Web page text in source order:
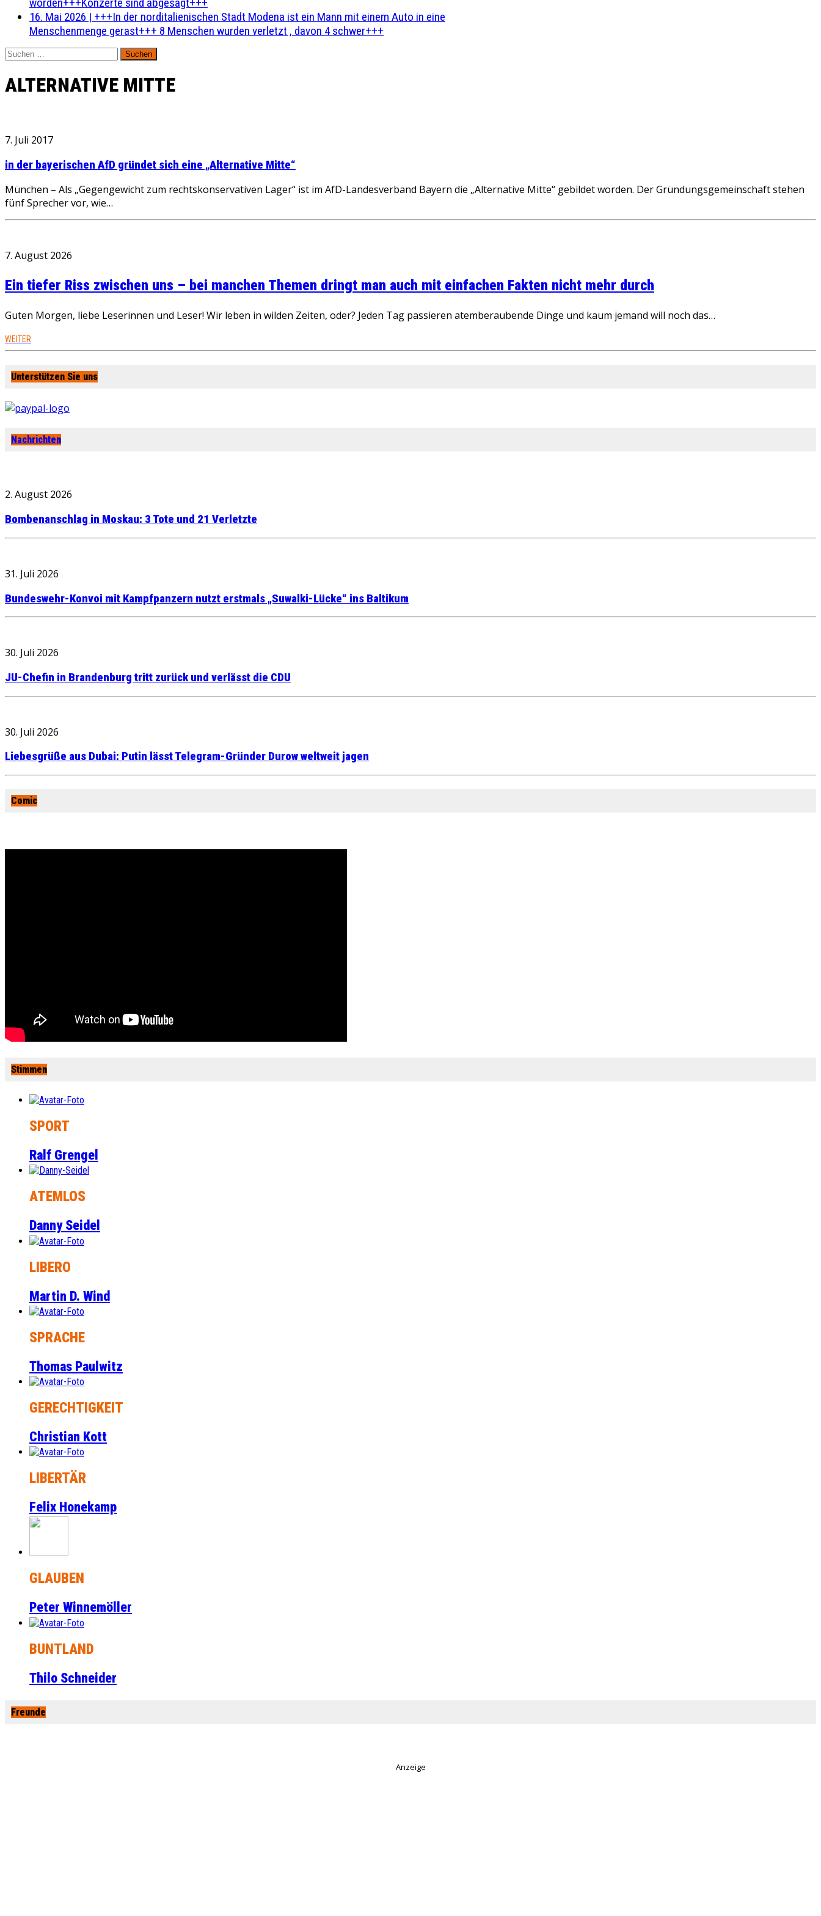
16. Mai 2026 | +++In der norditalienischen Stadt Modena ist ein Mann mit einem Auto in eine
Menschenmenge gerast+++ 8 Menschen wurden verletzt , davon 4 schwer+++
Suchen
nach:
ALTERNATIVE MITTE
7. Juli 2017
in der bayerischen AfD gründet sich eine „Alternative Mitte“
München – Als „Gegengewicht zum rechtskonservativen Lager“ ist im AfD-Landesverband Bayern die „Alternative Mitte“ gebildet worden. Der Gründungsgemeinschaft stehen
fünf Sprecher vor, wie…
7. August 2026
Ein tiefer Riss zwischen uns – bei manchen Themen dringt man auch mit einfachen Fakten nicht mehr durch
Guten Morgen, liebe Leserinnen und Leser! Wir leben in wilden Zeiten, oder? Jeden Tag passieren atemberaubende Dinge und kaum jemand will noch das…
WEITER
Unterstützen Sie uns
Nachrichten
2. August 2026
Bombenanschlag in Moskau: 3 Tote und 21 Verletzte
31. Juli 2026
Bundeswehr-Konvoi mit Kampfpanzern nutzt erstmals „Suwalki-Lücke“ ins Baltikum
30. Juli 2026
JU-Chefin in Brandenburg tritt zurück und verlässt die CDU
30. Juli 2026
Liebesgrüße aus Dubai: Putin lässt Telegram-Gründer Durow weltweit jagen
Comic
Stimmen
SPORT
Ralf Grengel
ATEMLOS
Danny Seidel
LIBERO
Martin D. Wind
SPRACHE
Thomas Paulwitz
GERECHTIGKEIT
Christian Kott
LIBERTÄR
Felix Honekamp
GLAUBEN
Peter Winnemöller
BUNTLAND
Thilo Schneider
Freunde
Anzeige